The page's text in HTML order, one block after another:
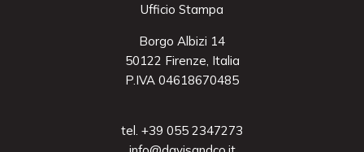
Ufficio Stampa
Borgo Albizi 14
50122 Firenze, Italia
P.IVA 04618670485
tel. +39 055 2347273